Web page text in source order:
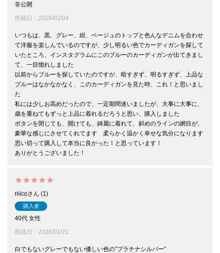
非公開
投稿日
2026/02/04
いつもは、黒、グレー、紺、ベージュのトップと色んなデニムを合わせ
て洋服を楽しんでいるのですが、少し明るい色でカーディガンを探して
いたところ、インスタグラムにこのブルーのカーディガンが出てきまし
て、一目惚れしました
以前からブルーを探していたのですが、暗すぎず、明るすぎず、上品な
ブルーはなかなかなく、このカーディガンを見た時、これ！と思いまし
た
私には少しお高めだったので、一定期間迷いましたが、大事に大事に、
歳を重ねてもずっと上品に着れるだろうと思い、購入しました
ボタンを閉じても、開けても、綺麗に着れて、斜めのラインの網目が、
豪華な感じにさせてくれてます　柔らかく温かく幸せな気分になります
思い切って購入して本当に良かった！と思っています！
ありがとうございました！
riiico 1
購入者
40代 女性
投稿日
2026/01/21
白でもないグレーでもない優しい色の”プラチナシルバー”